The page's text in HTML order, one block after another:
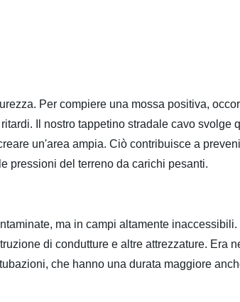
Per compiere una mossa positiva,
Il nostro tappetino stradale cavo svolge
un'area ampia. Ciò contribuisce a
pressioni del terreno da carichi pesanti.
ma in campi altamente inaccessibili.
di condutture e altre attrezzature. Era
che hanno una durata maggiore